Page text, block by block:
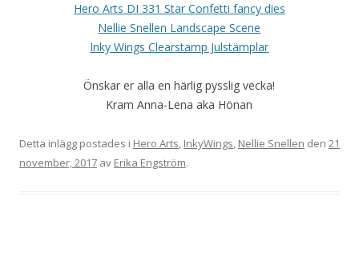
Hero Arts DI 331 Star Confetti fancy dies
Nellie Snellen Landscape Scene
Inky Wings Clearstamp Julstämplar
Önskar er alla en härlig pysslig vecka!
Kram Anna-Lena aka Hönan
Detta inlägg postades i Hero Arts, InkyWings, Nellie Snellen den 21
november, 2017 av Erika Engström.